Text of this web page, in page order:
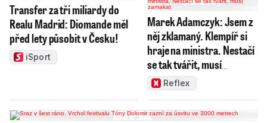
Transfer za tři miliardy do
Realu Madrid: Diomande měl
před lety působit v Česku!
iSport
Marek Adamczyk: Jsem z
něj zklamaný. Klempíř si
hraje na ministra. Nestačí
se tak tvářit, musí
zamakat
Reflex